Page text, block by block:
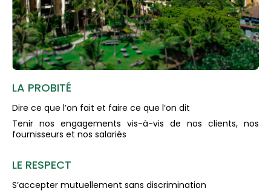
LA PROBITÉ
Dire ce que l’on fait et faire ce que l’on dit
Tenir nos engagements vis-à-vis de nos clients, nos
fournisseurs et nos salariés
LE RESPECT
S’accepter mutuellement sans discrimination